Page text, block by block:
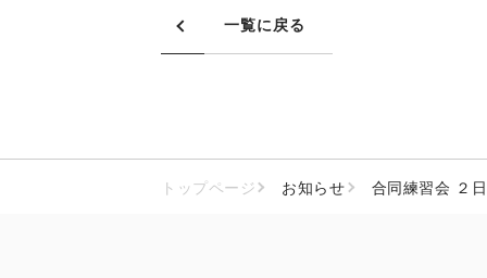
一覧に戻る
トップページ お知らせ 合同練習会 ２